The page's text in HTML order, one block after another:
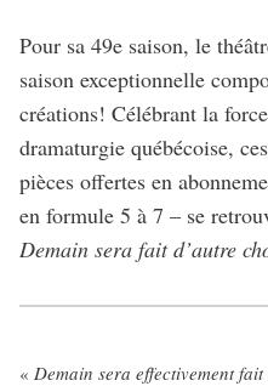
Pour sa 49e saison, le
saison exceptionnelle
créations! Célébrant la
dramaturgie québécoise,
pièces offertes en
en formule 5 à 7 – se
Demain sera fait d’autre
« Demain sera effectivement